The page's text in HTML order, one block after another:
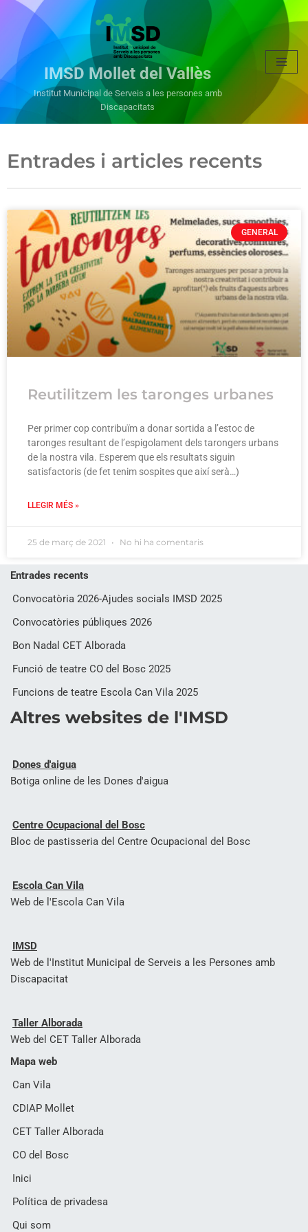
Vés
al
contingutIMSD Mollet del Vallès
Institut Municipal de Serveis a les persones amb
Discapacitats
Entrades i articles recents
GENERAL
Reutilitzem les taronges urbanes
Per primer cop contribuïm a donar sortida a l’estoc de
taronges resultant de l’espigolament dels tarongers urbans
de la nostra vila. Esperem que els resultats siguin
satisfactoris (de fet tenim sospites que així serà…)
LLEGIR MÉS »
25 de març de 2021 No hi ha comentaris
Entrades recents
Convocatòria 2026-Ajudes socials IMSD 2025
Convocatòries públiques 2026
Bon Nadal CET Alborada
Funció de teatre CO del Bosc 2025
Funcions de teatre Escola Can Vila 2025
Altres websites de l'IMSD
Dones d'aigua
Botiga online de les Dones d'aigua
Centre Ocupacional del Bosc
Bloc de pastisseria del Centre Ocupacional del Bosc
Escola Can Vila
Web de l'Escola Can Vila
IMSD
Web de l'Institut Municipal de Serveis a les Persones amb
Discapacitat
Taller Alborada
Web del CET Taller Alborada
Mapa web
Can Vila
CDIAP Mollet
CET Taller Alborada
CO del Bosc
Inici
Política de privadesa
Qui som